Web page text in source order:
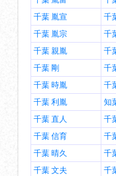
千葉 胤宣
千
千葉 胤宗
千
千葉 親胤
千
千葉 剛
千
千葉 時胤
千
千葉 利胤
知
千葉 直人
千
千葉 信育
千
千葉 晴久
千
千葉 文夫
千